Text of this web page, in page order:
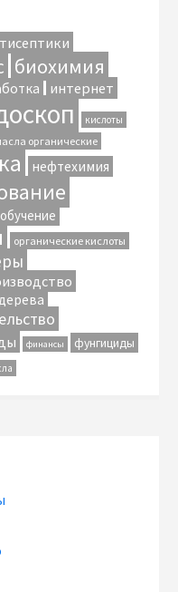
биохимия
интернет
кислоты
органические
нефтехимия
обучение
органические кислоты
финансы фунгициды